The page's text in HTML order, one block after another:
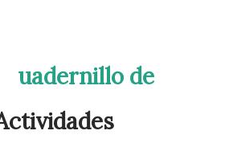
uadernillo de